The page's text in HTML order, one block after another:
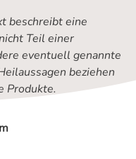
beschreibt eine
Teil einer
eventuell genannte
beziehen
Produkte.